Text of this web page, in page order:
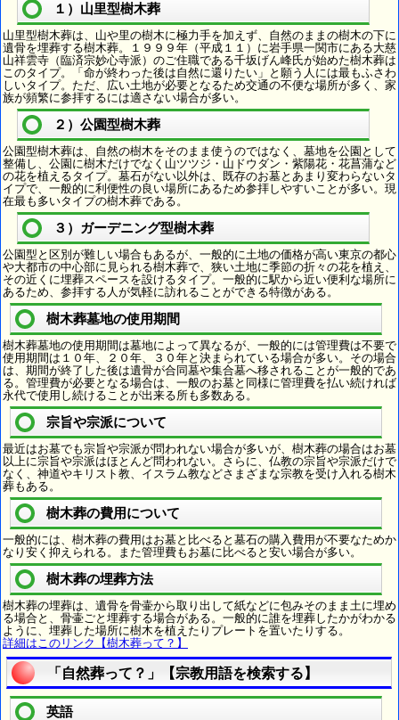
１）山里型樹木葬
山里型樹木葬は、山や里の樹木に極力手を加えず、自然のままの樹木の下に
遺骨を埋葬する樹木葬。１９９９年（平成１１）に岩手県一関市にある大慈
山祥雲寺（臨済宗妙心寺派）のご住職である千坂げん峰氏が始めた樹木葬は
このタイプ。「命が終わった後は自然に還りたい」と願う人には最もふさわ
しいタイプ。ただ、広い土地が必要となるため交通の不便な場所が多く、家
族が頻繁に参拝するには適さない場合が多い。
２）公園型樹木葬
公園型樹木葬は、自然の樹木をそのまま使うのではなく、墓地を公園として
整備し、公園に樹木だけでなく山ツツジ・山ドウダン・紫陽花・花菖蒲など
の花を植えるタイプ。墓石がない以外は、既存のお墓とあまり変わらないタ
イプで、一般的に利便性の良い場所にあるため参拝しやすいことが多い。現
在最も多いタイプの樹木葬である。
３）ガーデニング型樹木葬
公園型と区別が難しい場合もあるが、一般的に土地の価格が高い東京の都心
や大都市の中心部に見られる樹木葬で、狭い土地に季節の折々の花を植え、
その近くに埋葬スペースを設けるタイプ。一般的に駅から近い便利な場所に
あるため、参拝する人が気軽に訪れることができる特徴がある。
樹木葬墓地の使用期間
樹木葬墓地の使用期間は墓地によって異なるが、一般的には管理費は不要で
使用期間は１０年、２０年、３０年と決まられている場合が多い。その場合
は、期間が終了した後は遺骨が合同墓や集合墓へ移されることが一般的であ
る。管理費が必要となる場合は、一般のお墓と同様に管理費を払い続ければ
永代で使用し続けることが出来る所も多数ある。
宗旨や宗派について
最近はお墓でも宗旨や宗派が問われない場合が多いが、樹木葬の場合はお墓
以上に宗旨や宗派はほとんど問われない。さらに、仏教の宗旨や宗派だけで
なく、神道やキリスト教、イスラム教などさまざまな宗教を受け入れる樹木
葬もある。
樹木葬の費用について
一般的には、樹木葬の費用はお墓と比べると墓石の購入費用が不要なためか
なり安く抑えられる。また管理費もお墓に比べると安い場合が多い。
樹木葬の埋葬方法
樹木葬の埋葬は、遺骨を骨壷から取り出して紙などに包みそのまま土に埋め
る場合と、骨壷ごと埋葬する場合がある。一般的に誰を埋葬したかがわかる
ように、埋葬した場所に樹木を植えたりプレートを置いたりする。
詳細はこのリンク【樹木葬って？】
「自然葬って？」【宗教用語を検索する】
英語